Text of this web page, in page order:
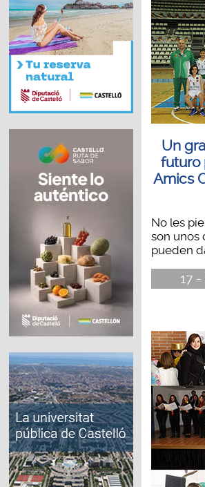
Un
futuro
Amics
No les
son unos
pueden
17